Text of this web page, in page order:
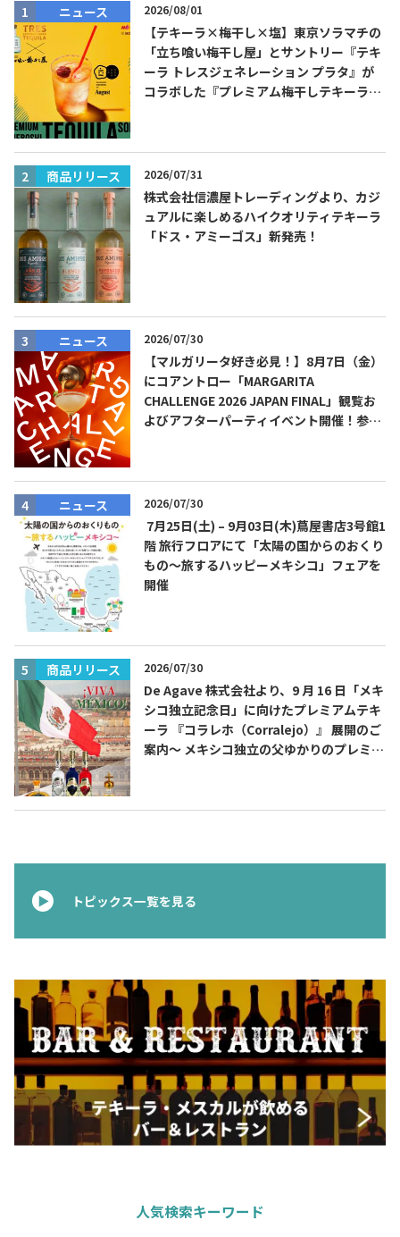
お問合せ
Contact Bar & Restaurant
Tequila Journal SNS 在日メキシコ大使館 SNS
TEQUILA JOURNAL
About テキーラとは
テキーラのつくり方
テキーラの飲み方
メキシコ料理 メキシコ旅行
メキシコの記念日 トピックス
イベント一覧
ニュース 2026/08/01
【テキーラ×梅干し×塩】東京ソラマチの
「立ち喰い梅干し屋」とサントリー『テキ
ーラ トレスジェネレーション プラタ』が
コラボした『プレミアム梅干しテキーラソ
商品リリース 2026/07/31
株式会社信濃屋トレーディングより、カジ
ュアルに楽しめるハイクオリティテキーラ
「ドス・アミーゴス」新発売！
ニュース 2026/07/30
【マルガリータ好き必見！】8月7日（金）
にコアントロー「MARGARITA
CHALLENGE 2026 JAPAN FINAL」観覧お
よびアフターパーティイベント開催！参加
ニュース 2026/07/30
7月25日(土) – 9月03日(木)蔦屋書店3号館1
階 旅行フロアにて「太陽の国からのおくり
もの～旅するハッピーメキシコ」フェアを
開催
商品リリース 2026/07/30
De Agave 株式会社より、9 月 16 日「メキ
シコ独立記念日」に向けたプレミアムテキ
ーラ 『コラレホ（Corralejo）』 展開のご
案内〜 メキシコ独立の父ゆかりのプレミア
トピックス一覧を見る
人気検索キーワード